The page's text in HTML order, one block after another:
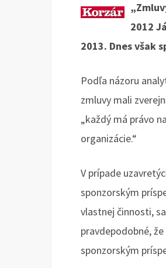
2012
2013. Dnes však
Podľa názoru
zmluvy mali
„každý má právo
organizácie.“
V prípade
sponzorským
vlastnej činnosti,
pravdepodobné,
sponzorským